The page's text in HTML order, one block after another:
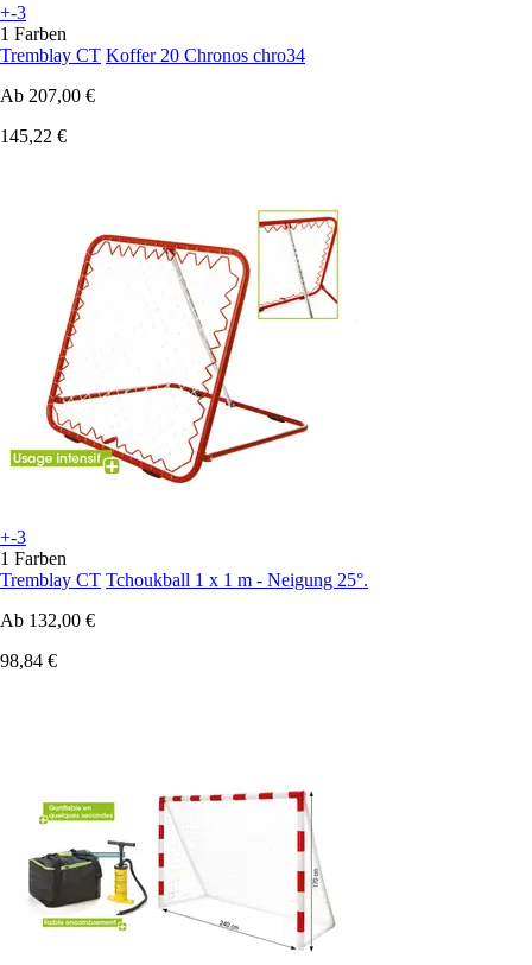
+-3
1 Farben
Tremblay CT Koffer 20 Chronos chro34
Ab 207,00 €
145,22 €
+-3
1 Farben
Tremblay CT Tchoukball 1 x 1 m - Neigung 25°.
Ab 132,00 €
98,84 €